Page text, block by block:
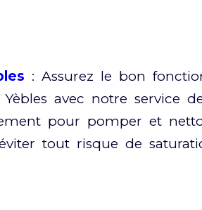
: Assurez le bon
avec notre service
pour pomper et
tout risque de